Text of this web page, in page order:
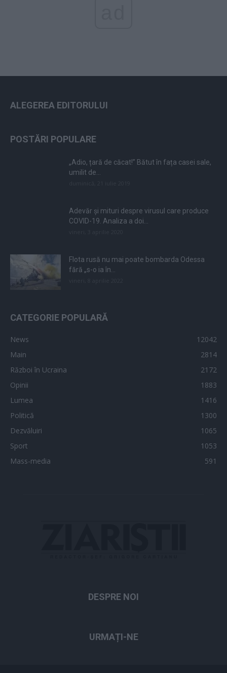
ALEGEREA EDITORULUI
POSTĂRI POPULARE
„Adio, țară de căcat!” Bătut în fața casei sale,
umilit de...
Adevăr și mituri despre virusul care produce
COVID-19. Analiza a doi...
Flota rusă nu mai poate bombarda Odessa
fără „s-o ia în...
CATEGORIE POPULARĂ
News
12042
Main
2814
Război în Ucraina
2172
Opinii
1883
Lumea
1416
Politică
1300
Dezvăluiri
1065
Sport
1053
Mass-media
591
DESPRE NOI
URMAȚI-NE